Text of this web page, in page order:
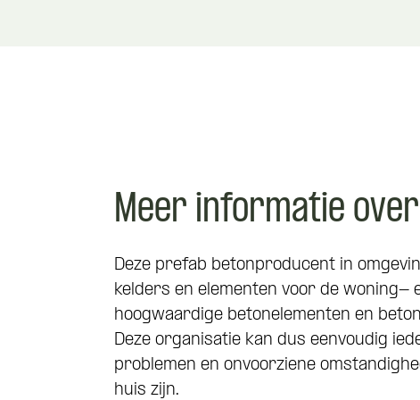
Meer informatie
Deze prefab betonproducent in
kelders en elementen voor de
hoogwaardige betonelementen en
Deze organisatie kan dus eenvoudig
problemen en onvoorziene
huis zijn.